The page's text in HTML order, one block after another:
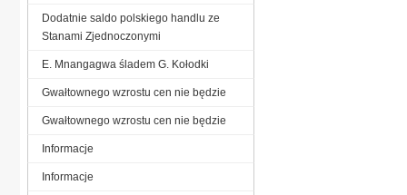
Dodatnie saldo polskiego handlu ze
Stanami Zjednoczonymi
E. Mnangagwa śladem G. Kołodki
Gwałtownego wzrostu cen nie będzie
Gwałtownego wzrostu cen nie będzie
Informacje
Informacje